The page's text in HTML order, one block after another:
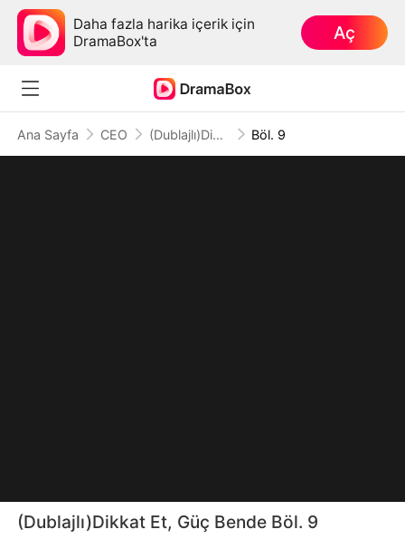
Daha fazla harika içerik için
DramaBox'ta
Aç
Ana Sayfa CEO (Dublajlı)Dikkat Et, Güç Bende Böl. 9
(Dublajlı)Dikkat Et, Güç Bende Böl. 9